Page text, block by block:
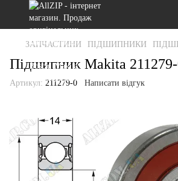
ЗАПЧАСТИНИ ПІДШИПНИКИ
Підшипник Makita
Артикул: 211279-0 Написати відгук